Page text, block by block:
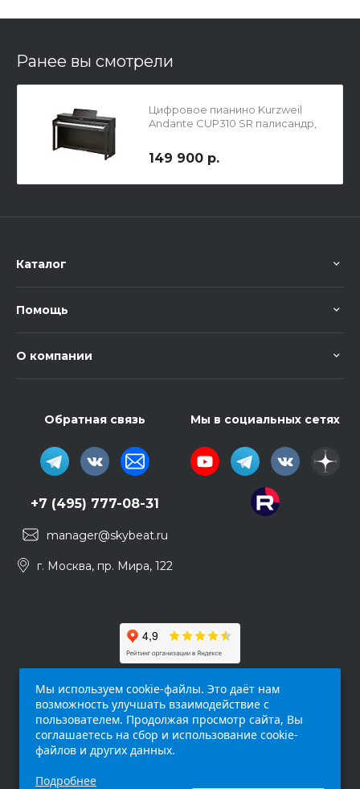
Ранее вы смотрели
Цифровое пианино Kurzweil
Andante CUP310 SR палисандр,
149 900 р.
Каталог
Помощь
О компании
Обратная связь
+7 (495) 777-08-31
manager@skybeat.ru
г. Москва, пр. Мира, 122
Мы в социальных сетях
интернет-сайт (
Мы используем cookie-файлы. Это даёт нам
возможность улучшать взаимодействие с
пользователем. Продолжая просмотр сайта, Вы
соглашаетесь на сбор и использование cookie-
файлов и других данных.
Подробнее